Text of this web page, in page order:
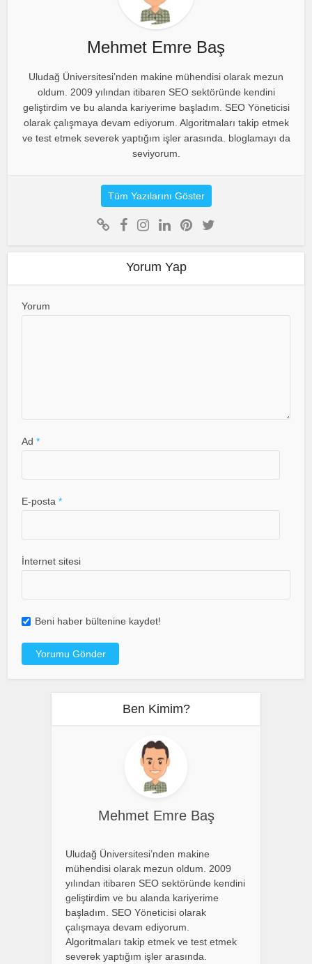
Mehmet Emre Baş
Uludağ Üniversitesi’nden makine mühendisi olarak mezun
oldum. 2009 yılından itibaren SEO sektöründe kendini
geliştirdim ve bu alanda kariyerime başladım. SEO Yöneticisi
olarak çalışmaya devam ediyorum. Algoritmaları takip etmek
ve test etmek severek yaptığım işler arasında. bloglamayı da
seviyorum.
Tüm Yazılarını Göster
Yorum Yap
Yorum
Ad*
E-posta*
İnternet sitesi
Beni haber bültenine kaydet!
Ben Kimim?
Mehmet Emre Baş
Uludağ Üniversitesi’nden makine
mühendisi olarak mezun oldum. 2009
yılından itibaren SEO sektöründe kendini
geliştirdim ve bu alanda kariyerime
başladım. SEO Yöneticisi olarak
çalışmaya devam ediyorum.
Algoritmaları takip etmek ve test etmek
severek yaptığım işler arasında.